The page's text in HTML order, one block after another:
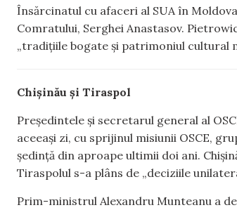
Însărcinatul cu afaceri al SUA în
Comratului, Serghei Anastasov.
„tradițiile bogate și patrimoniul cultural
Chișinău și Tiraspol
Președintele și secretarul general al
aceeași zi, cu sprijinul misiunii OSCE,
ședință din aproape ultimii doi ani.
Tiraspolul s-a plâns de „deciziile
Prim-ministrul Alexandru Munteanu a